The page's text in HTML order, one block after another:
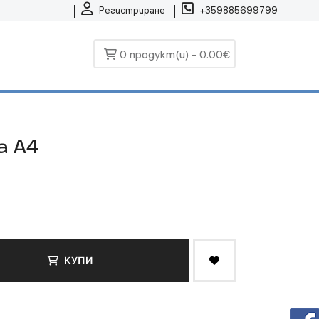
Регистриране +359885699799
0 продукт(и) - 0.00€
А4
КУПИ